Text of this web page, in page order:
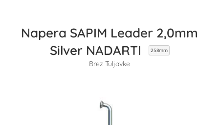
Napera SAPIM Leader 2,0mm
Silver NADARTI
258mm
Brez Tuljavke